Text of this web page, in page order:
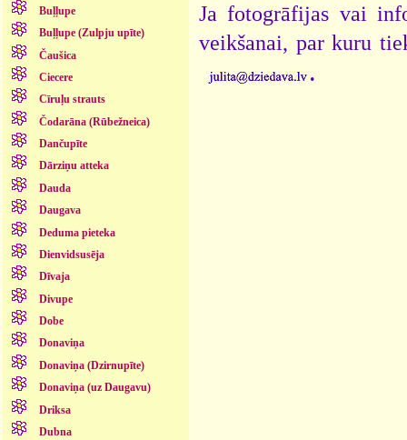
Buļļupe
Buļļupe (Zulpju upīte)
Čaušica
Ciecere
Cīruļu strauts
Čodarāna (Rūbežneica)
Dančupīte
Dārziņu atteka
Dauda
Daugava
Deduma pieteka
Dienvidsusēja
Dīvaja
Divupe
Dobe
Donaviņa
Donaviņa (Dzirnupīte)
Donaviņa (uz Daugavu)
Driksa
Dubna
Ja fotogrāfijas vai
veikšanai, par kuru
.